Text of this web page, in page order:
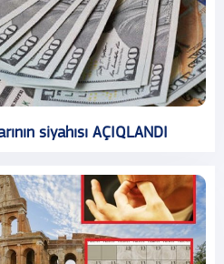
siyahısı AÇIQLANDI